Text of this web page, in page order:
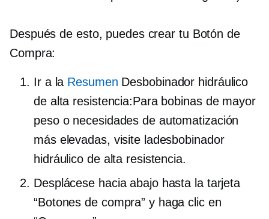
Después de esto, puedes crear tu Botón de
Compra:
Ir a la Resumen Desbobinador hidráulico
de alta resistencia:Para bobinas de mayor
peso o necesidades de automatización
más elevadas, visite ladesbobinador
hidráulico de alta resistencia.
Desplácese hacia abajo hasta la tarjeta
“Botones de compra” y haga clic en